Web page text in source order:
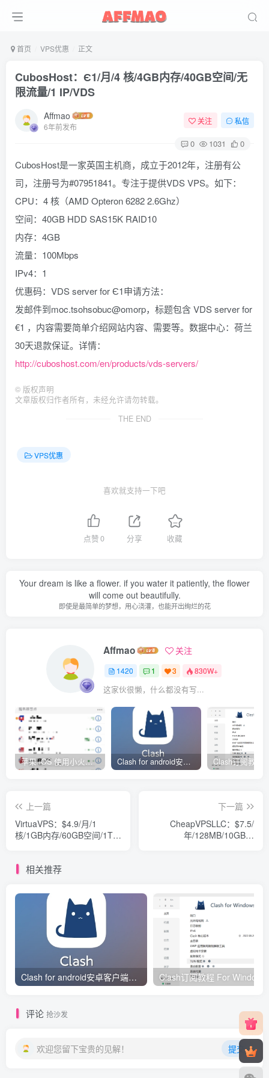
首页 VPS优惠 正文
CubosHost：Є1/月/4 核/4GB内存/40GB空间/无
限流量/1 IP/VDS
Affmao
6年前发布
关注 私信
0 1031 0
CubosHost是一家英国主机商，成立于2012年，注册有公
司，注册号为#07951841。专注于提供VDS VPS。如下：
CPU：4 核（AMD Opteron 6282 2.6Ghz）
空间：40GB HDD SAS15K RAID10
内存：4GB
流量：100Mbps
IPv4：1
优惠码：VDS server for Є1申请方法：
发邮件到moc.tsohsobuc@omorp，标题包含 VDS server for
€1 ，内容需要简单介绍网站内容、需要等。数据中心：荷兰
30天退款保证。详情：
http://cuboshost.com/en/products/vds-servers/
© 版权声明
文章版权归作者所有，未经允许请勿转载。
THE END
VPS优惠
喜欢就支持一下吧
点赞0 分享 收藏
Your dream is like a flower. if you water it patiently, the flower
will come out beautifully.
即使是最简单的梦想，用心浇灌，也能开出绚烂的花
Affmao 关注
1420 1 3 830W+
这家伙很懒，什么都没有写...
苹果 iOS 使用小火箭(shadowrocket)新手教程 Clash for android安卓客户端保姆级新手使用教程
上一篇
VirtuaVPS：$4.9/月/1
核/1GB内存/60GB空间/1TB
下一篇
CheapVPSLLC：$7.5/
年/128MB/10GB空
相关推荐
Clash for android安卓客户端保姆级新手使用教程
评论 抢沙发
欢迎您留下宝贵的见解！ 提交